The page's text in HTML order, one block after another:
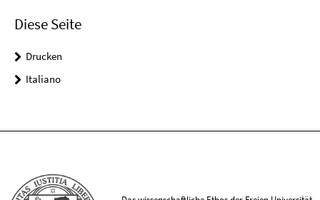
Diese Seite
Drucken
Italiano